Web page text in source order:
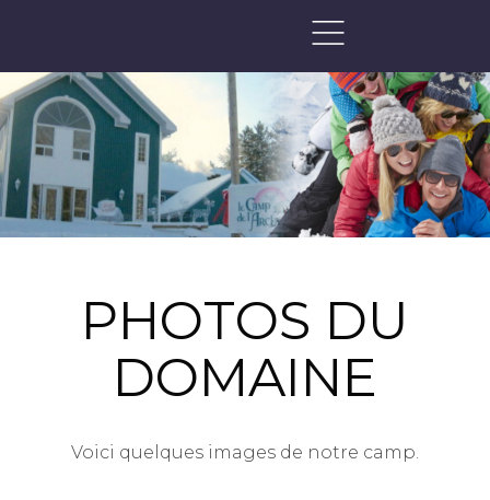
PHOTOS DU DOMAINE
PHOTOS DU
DOMAINE
Voici quelques images de notre camp.